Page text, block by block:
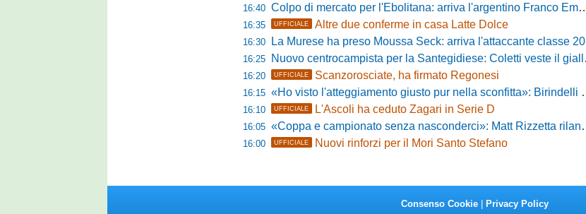
16:40 Colpo di mercato per l'Ebolitana: arriva l'argentino Franco Emmanuel Boló
16:35 UFFICIALE Altre due conferme in casa Latte Dolce
16:30 La Murese ha preso Moussa Seck: arriva l'attaccante classe 2006
16:25 Nuovo centrocampista per la Santegidiese: Coletti veste il giallorosso
16:20 UFFICIALE Scanzorosciate, ha firmato Regonesi
16:15 «Ho visto l'atteggiamento giusto pur nella sconfitta»: Birindelli promuove il Novara nonostante il KO di Chiavari
16:10 UFFICIALE L'Ascoli ha ceduto Zagari in Serie D
16:05 «Coppa e campionato senza nasconderci»: Matt Rizzetta rilancia le ambizioni del Campobasso
16:00 UFFICIALE Nuovi rinforzi per il Mori Santo Stefano
Consenso Cookie| Privacy Policy